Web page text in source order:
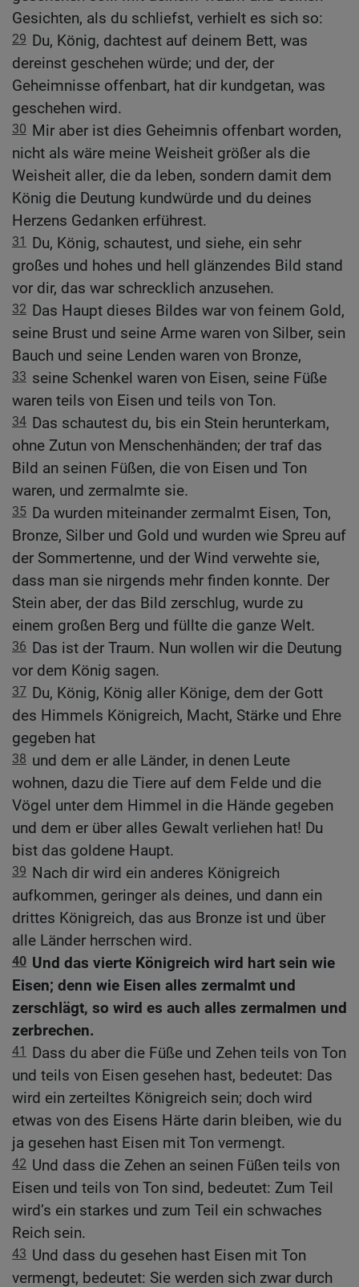
Gesichten, als du schliefst, verhielt es sich so:
29 Du, König, dachtest auf deinem Bett, was
dereinst geschehen würde; und der, der
Geheimnisse offenbart, hat dir kundgetan, was
geschehen wird.
30 Mir aber ist dies Geheimnis offenbart worden,
nicht als wäre meine Weisheit größer als die
Weisheit aller, die da leben, sondern damit dem
König die Deutung kundwürde und du deines
Herzens Gedanken erführest.
31
Du, König, schautest, und siehe, ein sehr
großes und hohes und hell glänzendes Bild stand
vor dir, das war schrecklich anzusehen.
32 Das Haupt dieses Bildes war von feinem Gold,
seine Brust und seine Arme waren von Silber, sein
Bauch und seine Lenden waren von Bronze,
33 seine Schenkel waren von Eisen, seine Füße
waren teils von Eisen und teils von Ton.
34 Das schautest du, bis ein Stein herunterkam,
ohne Zutun von Menschenhänden; der traf das
Bild an seinen Füßen, die von Eisen und Ton
waren, und zermalmte sie.
35 Da wurden miteinander zermalmt Eisen, Ton,
Bronze, Silber und Gold und wurden wie Spreu auf
der Sommertenne, und der Wind verwehte sie,
dass man sie nirgends mehr finden konnte. Der
Stein aber, der das Bild zerschlug, wurde zu
einem großen Berg und füllte die ganze Welt.
36 Das ist der Traum. Nun wollen wir die Deutung
vor dem König sagen.
37 Du, König, König aller Könige, dem der Gott
des Himmels Königreich, Macht, Stärke und Ehre
gegeben hat
38 und dem er alle Länder, in denen Leute
wohnen, dazu die Tiere auf dem Felde und die
Vögel unter dem Himmel in die Hände gegeben
und dem er über alles Gewalt verliehen hat! Du
bist das goldene Haupt.
39 Nach dir wird ein anderes Königreich
aufkommen, geringer als deines, und dann ein
drittes Königreich, das aus Bronze ist und über
alle Länder herrschen wird.
40 Und das vierte Königreich wird hart sein wie
Eisen; denn wie Eisen alles zermalmt und
zerschlägt, so wird es auch alles zermalmen und
zerbrechen.
41
Dass du aber die Füße und Zehen teils von Ton
und teils von Eisen gesehen hast, bedeutet: Das
wird ein zerteiltes Königreich sein; doch wird
etwas von des Eisens Härte darin bleiben, wie du
ja gesehen hast Eisen mit Ton vermengt.
42 Und dass die Zehen an seinen Füßen teils von
Eisen und teils von Ton sind, bedeutet: Zum Teil
wird’s ein starkes und zum Teil ein schwaches
Reich sein.
43 Und dass du gesehen hast Eisen mit Ton
vermengt, bedeutet: Sie werden sich zwar durch